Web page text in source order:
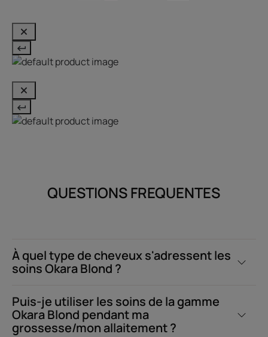
QUESTIONS FREQUENTES
À quel type de cheveux s'adressent les
soins Okara Blond ?
Puis-je utiliser les soins de la gamme
Okara Blond pendant ma
grossesse/mon allaitement ?